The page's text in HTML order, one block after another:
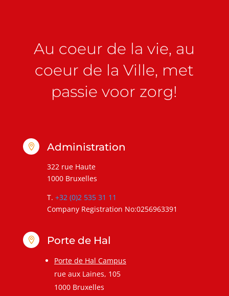
Au coeur de la vie, au
coeur de la Ville, met
passie voor zorg!
 Administration
322 rue Haute
1000 Bruxelles
T. +32 (0)2 535 31 11
Company Registration No:0256963391
 Porte de Hal
Porte de Hal Campus
rue aux Laines, 105
1000 Bruxelles